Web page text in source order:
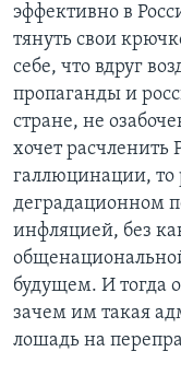
эффективно в
тянуть свои
себе, что вдруг
пропаганды и
стране, не
хочет расчленить
галлюцинации, то
деградационном
инфляцией, без
будущем. И тогда
зачем им такая
лошадь на